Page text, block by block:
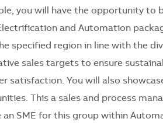
you will have the opportunity to
and Automation
specified region in line with the
sales targets to ensure
satisfaction. You will also
This a sales and process
an SME for this group within